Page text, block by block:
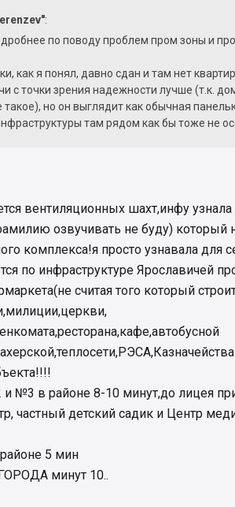
:
по поводу проблем пром зоны и
как я понял, давно сдан и там нет
с точки зрения надежности лучше (т.к.
такое), но он выглядит как обычная
там рядом как бы тоже не
вентиляционных шахт,инфу
озвучивать не буду) который
комплекса!я просто узнавала для
по инфраструктуре Ярославичей
считая того который
в районе 8-10 минут,до лицея
частный детский садик и Центр
5 мин
минут 10..